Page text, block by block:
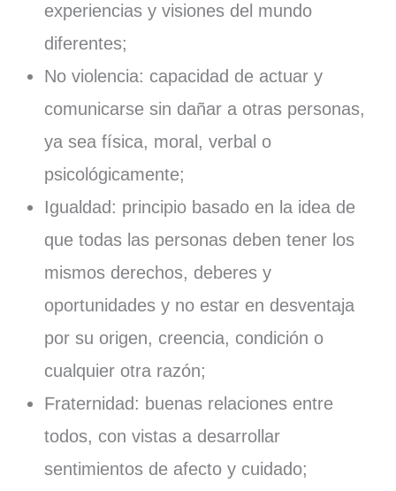
experiencias y visiones del mundo
diferentes;
No violencia: capacidad de actuar y
comunicarse sin dañar a otras personas,
ya sea física, moral, verbal o
psicológicamente;
Igualdad: principio basado en la idea de
que todas las personas deben tener los
mismos derechos, deberes y
oportunidades y no estar en desventaja
por su origen, creencia, condición o
cualquier otra razón;
Fraternidad: buenas relaciones entre
todos, con vistas a desarrollar
sentimientos de afecto y cuidado;